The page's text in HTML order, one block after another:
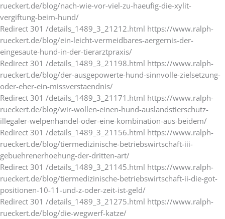
rueckert.de/blog/nach-wie-vor-viel-zu-haeufig-die-xylit-
vergiftung-beim-hund/
Redirect 301 /details_1489_3_21212.html https://www.ralph-
rueckert.de/blog/ein-leicht-vermeidbares-aergernis-der-
eingesaute-hund-in-der-tierarztpraxis/
Redirect 301 /details_1489_3_21198.html https://www.ralph-
rueckert.de/blog/der-ausgepowerte-hund-sinnvolle-zielsetzung-
oder-eher-ein-missverstaendnis/
Redirect 301 /details_1489_3_21171.html https://www.ralph-
rueckert.de/blog/wir-wollen-einen-hund-auslandstierschutz-
illegaler-welpenhandel-oder-eine-kombination-aus-beidem/
Redirect 301 /details_1489_3_21156.html https://www.ralph-
rueckert.de/blog/tiermedizinische-betriebswirtschaft-iii-
gebuehrenerhoehung-der-dritten-art/
Redirect 301 /details_1489_3_21145.html https://www.ralph-
rueckert.de/blog/tiermedizinische-betriebswirtschaft-ii-die-got-
positionen-10-11-und-z-oder-zeit-ist-geld/
Redirect 301 /details_1489_3_21275.html https://www.ralph-
rueckert.de/blog/die-wegwerf-katze/